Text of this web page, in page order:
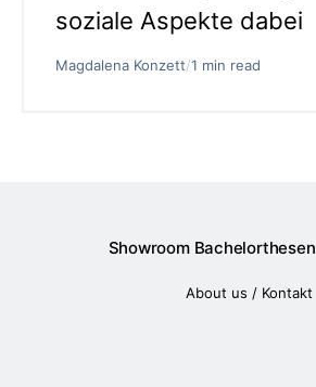
soziale Aspekte dabei
Magdalena Konzett/1 min read
Showroom Bachelorthesen
About us / Kontakt